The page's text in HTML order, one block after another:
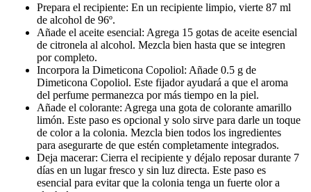
Prepara el recipiente: En un recipiente limpio, vierte 87 ml
de alcohol de 96º.
Añade el aceite esencial: Agrega 15 gotas de aceite esencial
de citronela al alcohol. Mezcla bien hasta que se integren
por completo.
Incorpora la Dimeticona Copoliol: Añade 0.5 g de
Dimeticona Copoliol. Este fijador ayudará a que el aroma
del perfume permanezca por más tiempo en la piel.
Añade el colorante: Agrega una gota de colorante amarillo
limón. Este paso es opcional y solo sirve para darle un toque
de color a la colonia. Mezcla bien todos los ingredientes
para asegurarte de que estén completamente integrados.
Deja macerar: Cierra el recipiente y déjalo reposar durante 7
días en un lugar fresco y sin luz directa. Este paso es
esencial para evitar que la colonia tenga un fuerte olor a